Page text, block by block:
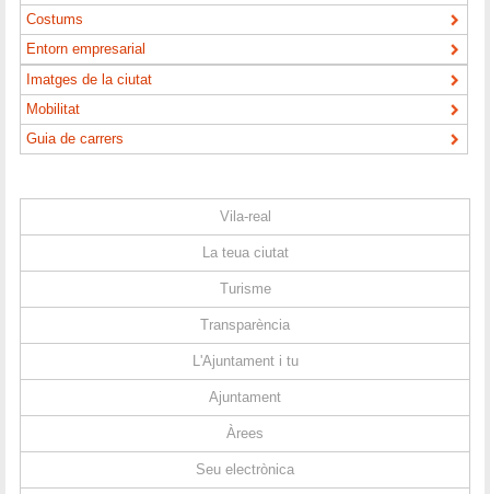
Costums
Entorn empresarial
Imatges de la ciutat
Mobilitat
Guia de carrers
Vila-real
La teua ciutat
Turisme
Transparència
L'Ajuntament i tu
Ajuntament
Àrees
Seu electrònica